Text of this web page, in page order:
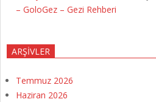
– GoloGez – Gezi Rehberi
ARŞIVLER
Temmuz 2026
Haziran 2026